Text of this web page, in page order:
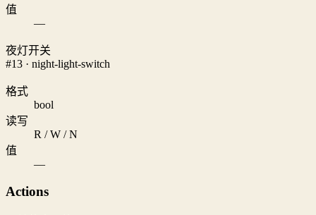
值
—
夜灯开关
#13 · night-light-switch
格式
bool
读写
R / W / N
值
—
Actions